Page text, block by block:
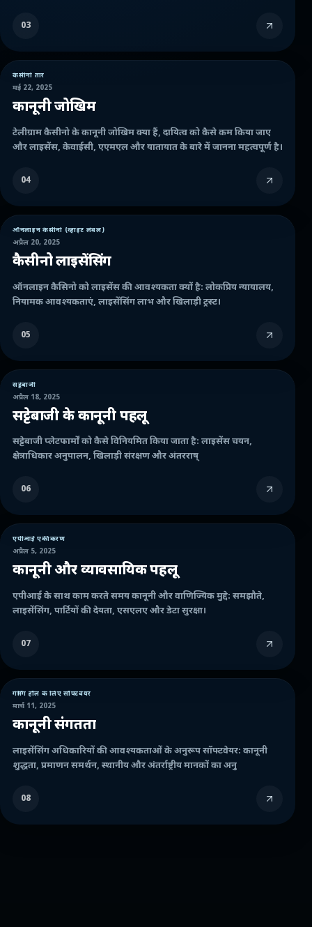
03
कैसीनो तार
मई 22, 2025
कानूनी जोखिम
टेलीग्राम कैसीनो के कानूनी जोखिम क्या हैं, दायित्व को कैसे कम किया जाए
और लाइसेंस, केवाईसी, एएमएल और यातायात के बारे में जानना महत्वपूर्ण है।
04
ऑनलाइन कैसीनो (व्हाइट लेबल)
अप्रैल 20, 2025
कैसीनो लाइसेंसिंग
ऑनलाइन कैसिनो को लाइसेंस की आवश्यकता क्यों है: लोकप्रिय न्यायालय,
नियामक आवश्यकताएं, लाइसेंसिंग लाभ और खिलाड़ी ट्रस्ट।
05
सट्टेबाजी
अप्रैल 18, 2025
सट्टेबाजी के कानूनी पहलू
सट्टेबाजी प्लेटफार्मों को कैसे विनियमित किया जाता है: लाइसेंस चयन,
क्षेत्राधिकार अनुपालन, खिलाड़ी संरक्षण और अंतरराष्
06
एपीआई एकीकरण
अप्रैल 5, 2025
कानूनी और व्यावसायिक पहलू
एपीआई के साथ काम करते समय कानूनी और वाणिज्यिक मुद्दे: समझौते,
लाइसेंसिंग, पार्टियों की देयता, एसएलए और डेटा सुरक्षा।
07
गेमिंग हॉल के लिए सॉफ्टवेयर
मार्च 11, 2025
कानूनी संगतता
लाइसेंसिंग अधिकारियों की आवश्यकताओं के अनुरूप सॉफ्टवेयर: कानूनी
शुद्धता, प्रमाणन समर्थन, स्थानीय और अंतर्राष्ट्रीय मानकों का अनु
08